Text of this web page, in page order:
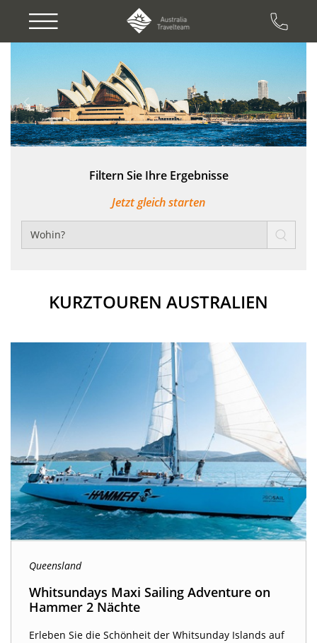
Filtern Sie Ihre Ergebnisse
Jetzt gleich starten
KURZTOUREN AUSTRALIEN
Queensland
Whitsundays Maxi Sailing Adventure on
Hammer 2 Nächte
Erleben Sie die Schönheit der Whitsunday Islands auf